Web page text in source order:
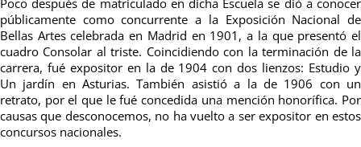
públicamente como concurrente a la Exposición Nacional de
Bellas Artes celebrada en Madrid en 1901, a la que presentó el
cuadro Consolar al triste. Coincidiendo con la terminación de la
carrera, fué expositor en la de 1904 con dos lienzos: Estudio y
Un jardín en Asturias. También asistió a la de 1906 con un
retrato, por el que le fué concedida una mención honorífica. Por
causas que desconocemos, no ha vuelto a ser expositor en estos
concursos nacionales.